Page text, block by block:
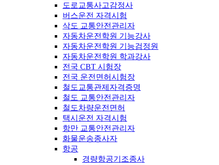
도로교통사고감정사
버스운전 자격시험
삭도 교통안전관리자
자동차운전학원 기능강사
자동차운전학원 기능검정원
자동차운전학원 학과강사
전국 CBT 시험장
전국 운전면허시험장
철도교통관제자격증명
철도 교통안전관리자
철도차량운전면허
택시운전 자격시험
항만 교통안전관리자
화물운송종사자
항공
경량항공기조종사